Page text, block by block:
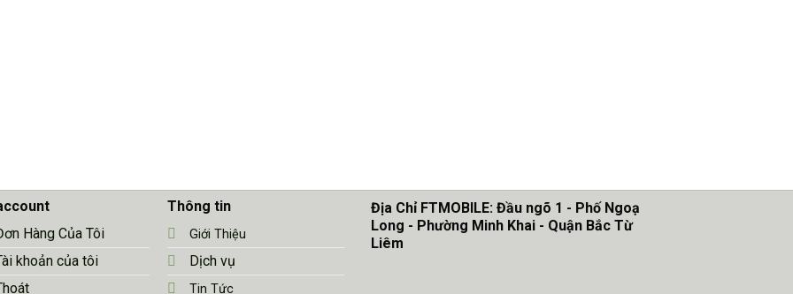
Hàng Của Tôi
khoản của tôi
Thông tin
Giới Thiệu
Dịch vụ
Tin Tức
Địa Chỉ FTMOBILE: Đầu ngõ 1 - Phố Ngoạ
Long - Phường Minh Khai - Quận Bắc Từ
Liêm